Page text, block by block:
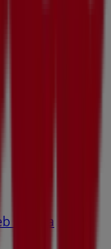
o en la